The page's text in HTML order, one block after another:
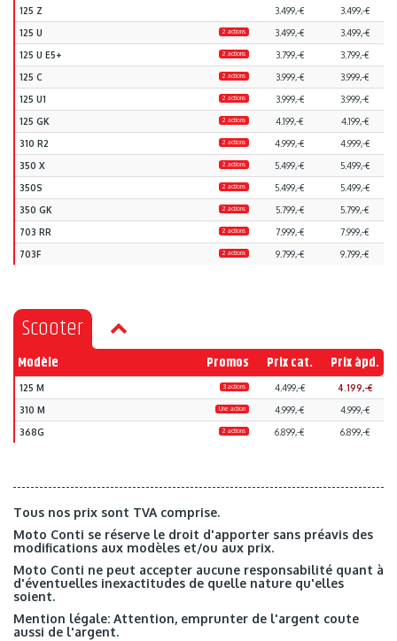
125 Z 3.499,-€ 3.499,-€
125 U 2 actions 3.499,-€ 3.499,-€
125 U E5+ 2 actions 3.799,-€ 3.799,-€
125 C 2 actions 3.999,-€ 3.999,-€
125 U1 2 actions 3.999,-€ 3.999,-€
125 GK 2 actions 4.199,-€ 4.199,-€
310 R2 2 actions 4.999,-€ 4.999,-€
350 X 2 actions 5.499,-€ 5.499,-€
350S 2 actions 5.499,-€ 5.499,-€
350 GK 2 actions 5.799,-€ 5.799,-€
703 RR 2 actions 7.999,-€ 7.999,-€
703F 2 actions 9.799,-€ 9.799,-€
Scooter
Modèle Promos Prix cat. Prix àpd.
125 M 3 actions 4.499,-€ 4.199,-€
310 M Une action 4.999,-€ 4.999,-€
368G 2 actions 6.899,-€ 6.899,-€
Tous nos prix sont TVA comprise.
Moto Conti se réserve le droit d'apporter sans préavis des
modifications aux modèles et/ou aux prix.
Moto Conti ne peut accepter aucune responsabilité quant à
d'éventuelles inexactitudes de quelle nature qu'elles
soient.
Mention légale: Attention, emprunter de l'argent coute
aussi de l'argent.